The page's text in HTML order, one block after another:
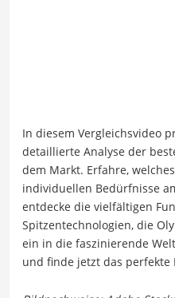
In diesem Vergleichsvideo
detaillierte Analyse der
dem Markt. Erfahre,
individuellen Bedürfnisse
entdecke die vielfältigen
Spitzentechnologien, die
ein in die faszinierende
und finde jetzt das perfekte